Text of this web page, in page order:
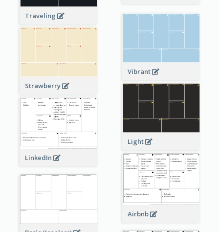
Traveling
Vibrant
Strawberry
Light
LinkedIn
Airbnb